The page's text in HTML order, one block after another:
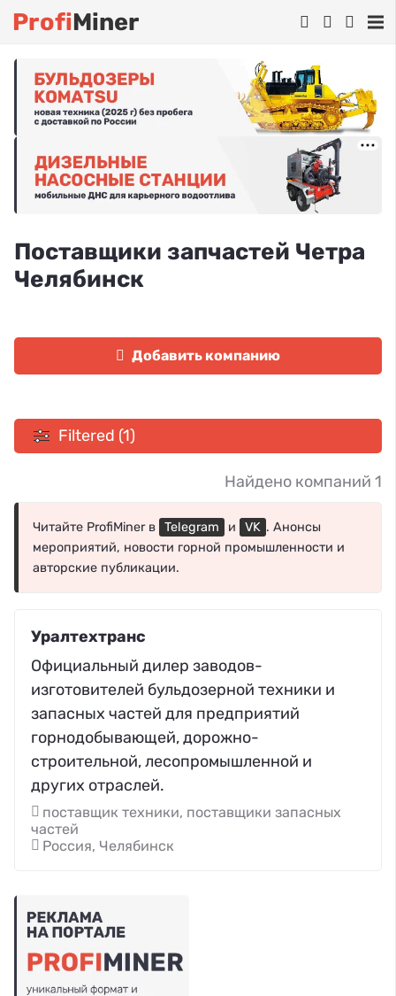
ProfiMiner
Поставщики запчастей Четра
Челябинск
Добавить компанию
Filtered (1)
Найдено компаний 1
Читайте ProfiMiner в Telegram и VK . Анонсы
мероприятий, новости горной промышленности и
авторские публикации.
Уралтехтранс
Официальный дилер заводов-
изготовителей бульдозерной техники и
запасных частей для предприятий
горнодобывающей, дорожно-
строительной, лесопромышленной и
других отраслей.
поставщик техники, поставщики запасных
частей
Россия, Челябинск